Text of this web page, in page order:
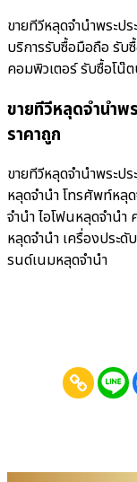
ขายทีวีหลุดจำนำพระป
บริการรับซื้อมือถือ รับ
คอมพิวเตอร์ รับซื้อโน๊
ขายทีวีหลุดจำนำพ
ราคาถูก
ขายทีวีหลุดจำนำพระป
หลุดจำนำ โทรศัพท์หลุ
จำนำ ไอโฟนหลุดจำน
หลุดจำนำ เครื่องประ
รนด์เนมหลุดจำนำ